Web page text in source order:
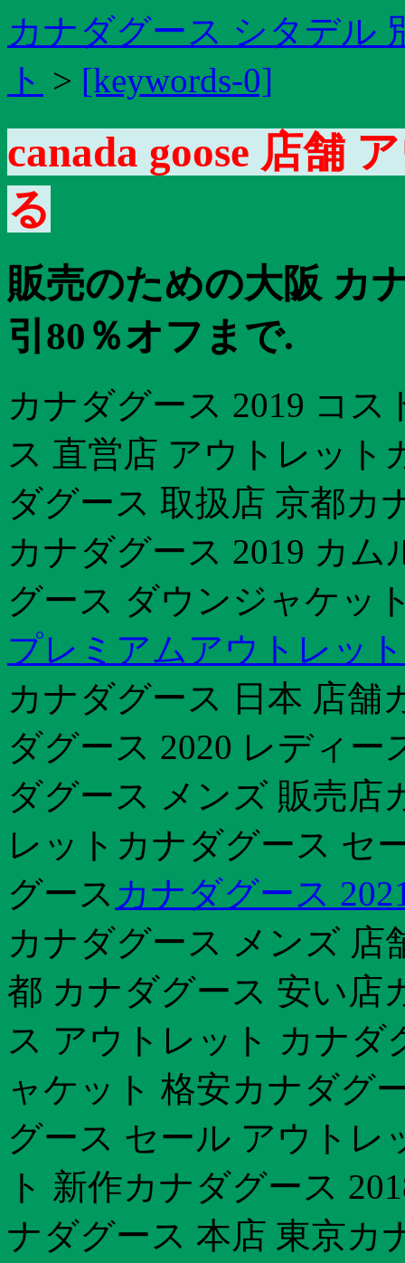
カナダグース シタデル
ト > [keywords-0]
canada goose 店舗
る
販売のための大阪 カ
引80％オフまで.
カナダグース 2019 コ
ス 直営店 アウトレット
ダグース 取扱店 京都カ
カナダグース 2019 カ
グース ダウンジャケッ
プレミアムアウトレット
カナダグース 日本 店舗
ダグース 2020 レディ
ダグース メンズ 販売店
レットカナダグース セ
グース カナダグース
カナダグース メンズ 店
都 カナダグース 安い店
ス アウトレット カナ
ャケット 格安カナダグ
グース セール アウトレ
ト 新作カナダグース
ナダグース 本店 東京カ